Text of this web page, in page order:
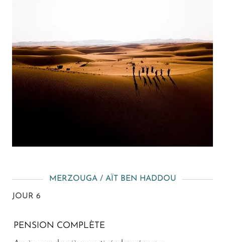
MERZOUGA / AÏT BEN HADDOU
JOUR 6
PENSION COMPLÈTE